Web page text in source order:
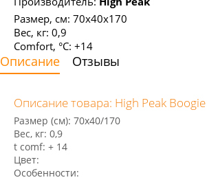
Размер, см: 70х40x170
Вес, кг: 0,9
Comfort, °С: +14
Описание Отзывы
Описание товара: High Peak Boogie
Размер (см): 70х40/170
Вес, кг: 0,9
t comf: + 14
Цвет:
Особенности: